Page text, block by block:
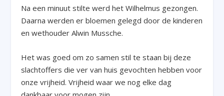
Na een minuut stilte werd het Wilhelmus gezongen.
Daarna werden er bloemen gelegd door de kinderen
en wethouder Alwin Mussche.
Het was goed om zo samen stil te staan bij deze
slachtoffers die ver van huis gevochten hebben voor
onze vrijheid. Vrijheid waar we nog elke dag